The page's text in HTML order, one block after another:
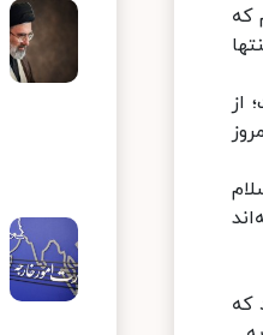
که
از
که